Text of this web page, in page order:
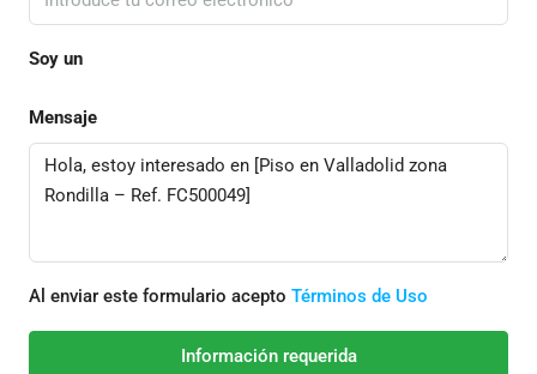
Soy un
Mensaje
Al enviar este formulario acepto Términos de Uso
Información requerida